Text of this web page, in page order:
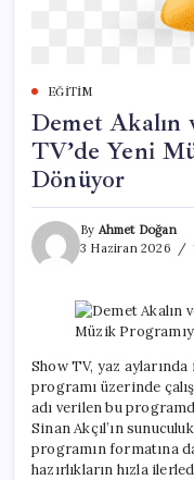
EĞITIM
Demet Akalın
TV’de Yeni
Dönüyor
By Ahmet Doğan
3 Haziran 2026
Show TV, yaz
programı üzerinde
adı verilen bu
Sinan Akçıl’ın
programın formatına
hazırlıkların hızla